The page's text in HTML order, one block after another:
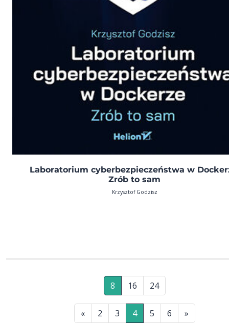
Laboratorium cyberbezpieczeństwa w
Zrób to sam
Krzysztof Godzisz
8 16 24
« 2 3 4 5 6 »